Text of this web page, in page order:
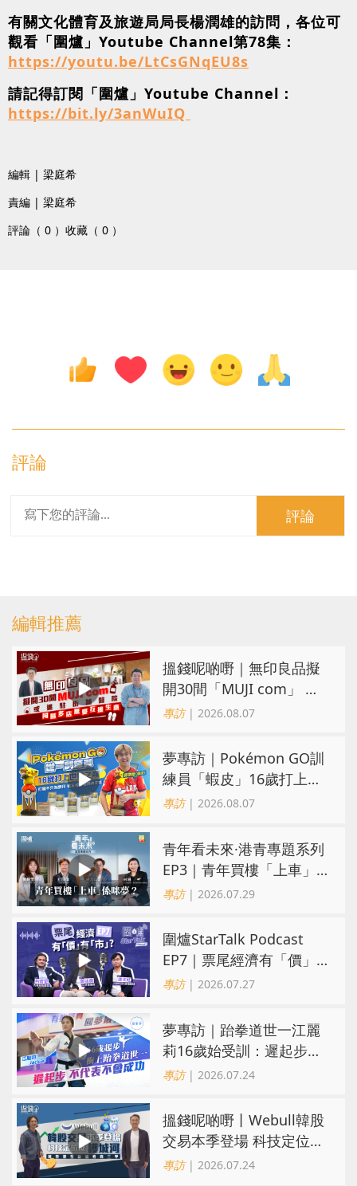
有關文化體育及旅遊局局長楊潤雄的訪問，各位可
觀看「圍爐」Youtube Channel第78集：
https://youtu.be/LtCsGNqEU8s
請記得訂閱「圍爐」Youtube Channel：
https://bit.ly/3anWuIQ
編輯 | 梁庭希
責編 | 梁庭希
評論（ 0 ） 收藏（ 0 ）
評論
評論
編輯推薦
搵錢呢啲嘢｜無印良品擬
開30間「MUJI com」 或
進駐街舖醫院 同區多店無
專訪| 2026.08.07
夢專訪｜Pokémon GO訓
練員「蝦皮」16歲打上世
界第一！戰友成最強後盾
專訪| 2026.08.07
青年看未來·港青專題系列
EP3｜青年買樓「上車」
係咪夢？ 觀念改變居住選
專訪| 2026.07.29
圍爐StarTalk Podcast
EP7｜票尾經濟有「價」
有「市」？「短期流量」
專訪| 2026.07.27
夢專訪｜跆拳道世一江麗
莉16歲始受訓：遲起步不
代表不會成功
專訪| 2026.07.24
搵錢呢啲嘢丨Webull韓股
交易本季登場 科技定位成
護城河 冀登港互聯網券商
專訪| 2026.07.24